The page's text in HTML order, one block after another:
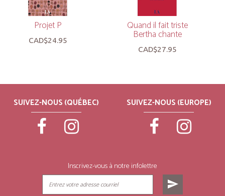
Projet P
CAD$24.95
Quand il fait triste
Bertha chante
CAD$27.95
SUIVEZ-NOUS (QUÉBEC) SUIVEZ-NOUS (EUROPE)
Inscrivez-vous à notre infolettre
send